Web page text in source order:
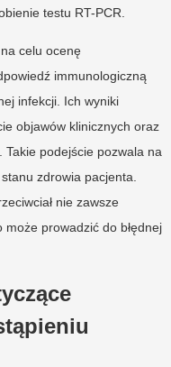
testu RT-PCR.
celu ocenę
immunologiczną
infekcji. Ich wyniki
objawów klinicznych oraz
podejście pozwala na
zdrowia pacjenta.
nie zawsze
prowadzić do błędnej